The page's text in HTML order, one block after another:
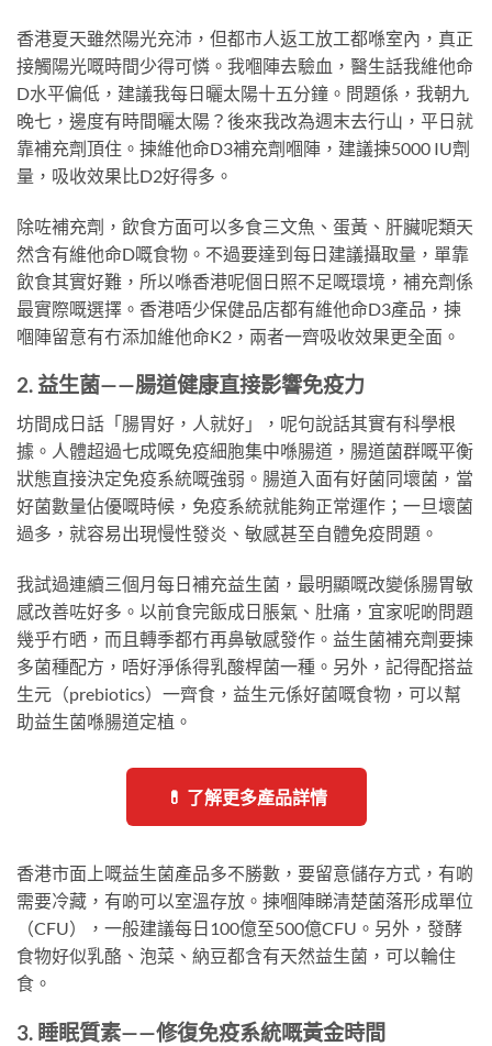
香港夏天雖然陽光充沛，但都市人返工放工都喺室內，真正
接觸陽光嘅時間少得可憐。我嗰陣去驗血，醫生話我維他命
D水平偏低，建議我每日曬太陽十五分鐘。問題係，我朝九
晚七，邊度有時間曬太陽？後來我改為週末去行山，平日就
靠補充劑頂住。揀維他命D3補充劑嗰陣，建議揀5000 IU劑
量，吸收效果比D2好得多。
除咗補充劑，飲食方面可以多食三文魚、蛋黃、肝臟呢類天
然含有維他命D嘅食物。不過要達到每日建議攝取量，單靠
飲食其實好難，所以喺香港呢個日照不足嘅環境，補充劑係
最實際嘅選擇。香港唔少保健品店都有維他命D3產品，揀
嗰陣留意有冇添加維他命K2，兩者一齊吸收效果更全面。
2. 益生菌——腸道健康直接影響免疫力
坊間成日話「腸胃好，人就好」，呢句說話其實有科學根
據。人體超過七成嘅免疫細胞集中喺腸道，腸道菌群嘅平衡
狀態直接決定免疫系統嘅強弱。腸道入面有好菌同壞菌，當
好菌數量佔優嘅時候，免疫系統就能夠正常運作；一旦壞菌
過多，就容易出現慢性發炎、敏感甚至自體免疫問題。
我試過連續三個月每日補充益生菌，最明顯嘅改變係腸胃敏
感改善咗好多。以前食完飯成日脹氣、肚痛，宜家呢啲問題
幾乎冇晒，而且轉季都冇再鼻敏感發作。益生菌補充劑要揀
多菌種配方，唔好淨係得乳酸桿菌一種。另外，記得配搭益
生元（prebiotics）一齊食，益生元係好菌嘅食物，可以幫
助益生菌喺腸道定植。
💊 了解更多產品詳情
香港市面上嘅益生菌產品多不勝數，要留意儲存方式，有啲
需要冷藏，有啲可以室溫存放。揀嗰陣睇清楚菌落形成單位
（CFU），一般建議每日100億至500億CFU。另外，發酵
食物好似乳酪、泡菜、納豆都含有天然益生菌，可以輪住
食。
3. 睡眠質素——修復免疫系統嘅黃金時間